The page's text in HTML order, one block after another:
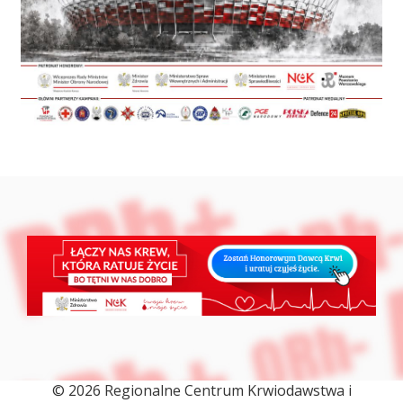
© 2026 Regionalne Centrum Krwiodawstwa i